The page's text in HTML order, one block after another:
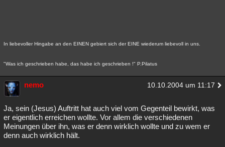
In liebevoller Hingabe an den EINEN gebiert sich der EINE wiederum liebevoll in uns.
"Was ich geschrieben habe, das habe ich geschrieben !" P.Pilatus
nemo 10.10.2004 um 11:17
Ja, sein (Jesus) Auftritt hat auch viel vom Gegenteil bewirkt, was
er eigentlich erreichen wollte. Vor allem die verschiedenen
Meinungen über ihn, was er denn wirklich wollte und zu wem er
denn auch wirklich hält.